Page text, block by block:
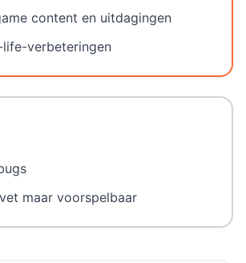
content en uitdagingen
verbeteringen
maar voorspelbaar